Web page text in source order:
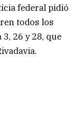
federal pidió
todos los
26 y 28, que